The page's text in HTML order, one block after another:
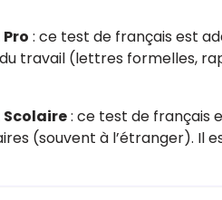
Pro : ce test de français est
travail (lettres formelles,
Scolaire: ce test de français
(souvent à l’étranger). Il